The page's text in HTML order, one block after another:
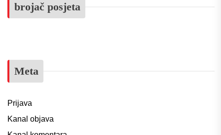
brojač posjeta
Meta
Prijava
Kanal objava